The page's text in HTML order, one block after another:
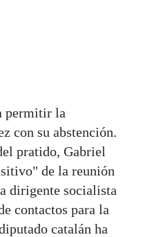
permitir la
con su abstención.
pratido, Gabriel
de la reunión
dirigente socialista
contactos para la
catalán ha